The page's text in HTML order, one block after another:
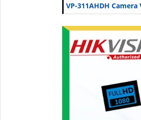
VP-311AHDH Camera